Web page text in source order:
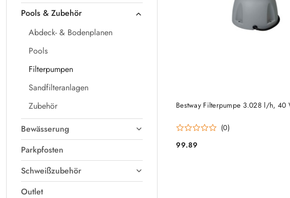
Pools & Zubehör
Abdeck- & Bodenplanen
Pools
Filterpumpen
Sandfilteranlagen
Zubehör
Bewässerung
Parkpfosten
Schweißzubehör
Outlet
Bestway Filterpumpe 3.028 l/h, 40
(0)
Preis:
99.89
HINZUFÜGEN